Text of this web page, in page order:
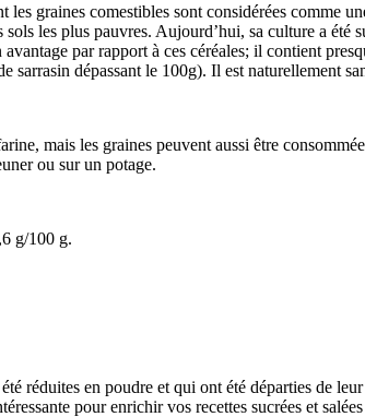
graines comestibles sont considérées comme
les plus pauvres. Aujourd’hui, sa culture a
par rapport à ces céréales; il contient
dépassant le 100g). Il est naturellement
mais les graines peuvent aussi être
ou sur un potage.
g/100 g.
réduites en poudre et qui ont été départies de
pour enrichir vos recettes sucrées et